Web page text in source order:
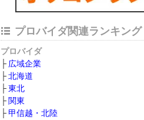
プロバイダ関連ランキング
プロバイダ
広域企業
北海道
東北
関東
甲信越・北陸